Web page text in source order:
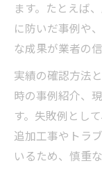
ます。たとえば
に防いだ事例や
な成果が業者の
実績の確認方法
時の事例紹介、
す。失敗例とし
追加工事やトラ
いるため、慎重